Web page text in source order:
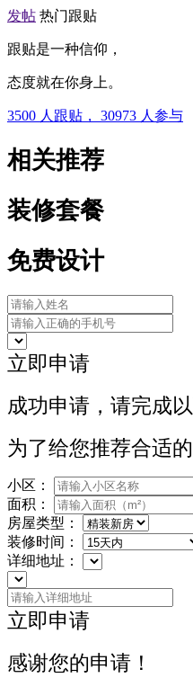
发帖 热门跟贴
跟贴是一种信仰，
态度就在你身上。
3500 人跟贴， 30973 人参与
相关推荐
装修套餐
免费设计
立即申请
成功申请，请完成
为了给您推荐合适
小区：
面积：
房屋类型：
装修时间：
详细地址：
立即申请
感谢您的申请！